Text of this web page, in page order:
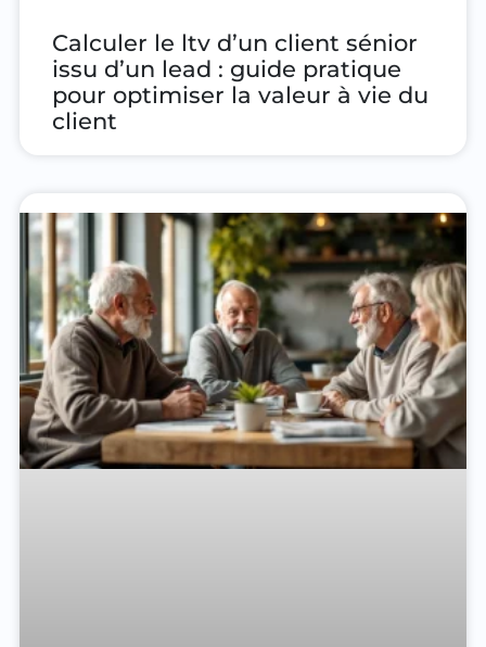
Calculer le ltv d’un client sénior
issu d’un lead : guide pratique
pour optimiser la valeur à vie du
client